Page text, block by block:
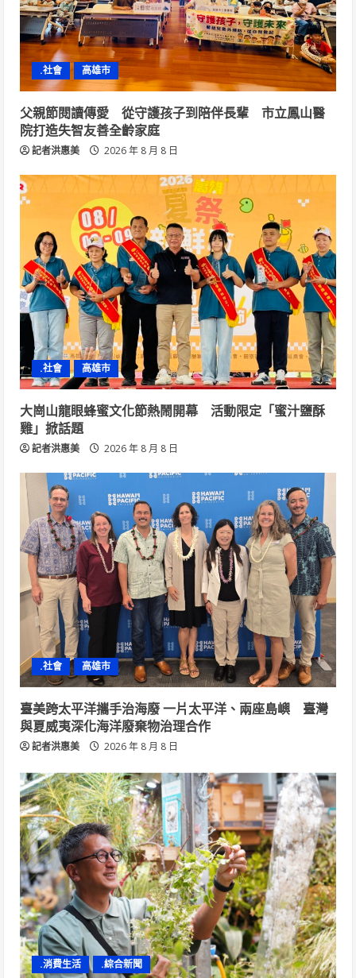
.社會 高雄市
父親節閱讀傳愛 從守護孩子到陪伴長輩 市立鳳山醫
院打造失智友善全齡家庭
記者洪惠美 2026 年 8 月 8 日
.社會 高雄市
大崗山龍眼蜂蜜文化節熱鬧開幕 活動限定「蜜汁鹽酥
雞」掀話題
記者洪惠美 2026 年 8 月 8 日
.社會 高雄市
臺美跨太平洋攜手治海廢 一片太平洋、兩座島嶼 臺灣
與夏威夷深化海洋廢棄物治理合作
記者洪惠美 2026 年 8 月 8 日
.消費生活 .綜合新聞